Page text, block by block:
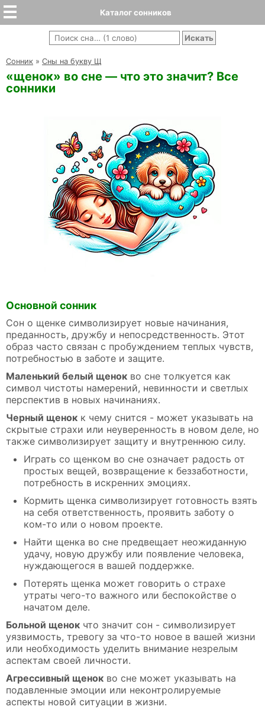
Каталог сонников
Cонник » Сны на букву Щ
«щенок» во сне — что это значит? Все
сонники
Основной сонник
Сон о щенке символизирует новые начинания,
преданность, дружбу и непосредственность. Этот
образ часто связан с пробуждением теплых чувств,
потребностью в заботе и защите.
Маленький белый щенок во сне толкуется как
символ чистоты намерений, невинности и светлых
перспектив в новых начинаниях.
Черный щенок к чему снится - может указывать на
скрытые страхи или неуверенность в новом деле, но
также символизирует защиту и внутреннюю силу.
Играть со щенком во сне означает радость от
простых вещей, возвращение к беззаботности,
потребность в искренних эмоциях.
Кормить щенка символизирует готовность взять
на себя ответственность, проявить заботу о
ком-то или о новом проекте.
Найти щенка во сне предвещает неожиданную
удачу, новую дружбу или появление человека,
нуждающегося в вашей поддержке.
Потерять щенка может говорить о страхе
утраты чего-то важного или беспокойстве о
начатом деле.
Больной щенок что значит сон - символизирует
уязвимость, тревогу за что-то новое в вашей жизни
или необходимость уделить внимание незрелым
аспектам своей личности.
Агрессивный щенок во сне может указывать на
подавленные эмоции или неконтролируемые
аспекты новой ситуации в жизни.